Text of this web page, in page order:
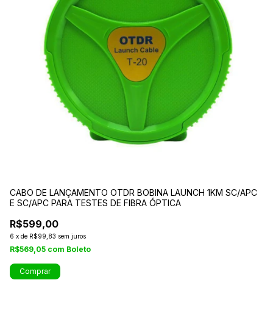
CABO DE LANÇAMENTO OTDR BOBINA LAUNCH 1KM SC/APC
E SC/APC PARA TESTES DE FIBRA ÓPTICA
R$599,00
6 x de R$99,83 sem juros
R$569,05 com Boleto